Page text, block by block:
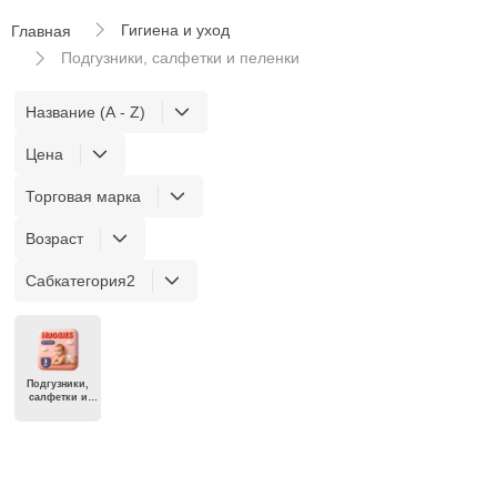
Главная
Гигиена и уход
Подгузники, салфетки и пеленки
Название (A - Z)
Цена
Торговая марка
Возраст
Сабкатегория2
Подгузники,
салфетки и